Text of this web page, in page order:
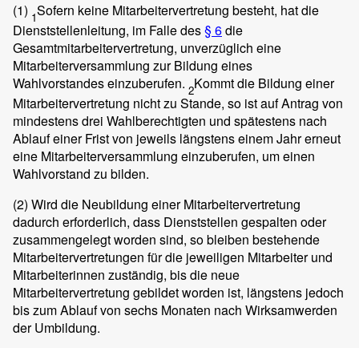
(1) 1Sofern keine Mitarbeitervertretung besteht, hat die
Dienststellenleitung, im Falle des§ 6die
Gesamtmitarbeitervertretung, unverzüglich eine
Mitarbeiterversammlung zur Bildung eines
Wahlvorstandes einzuberufen. 2Kommt die Bildung einer
Mitarbeitervertretung nicht zu Stande, so ist auf Antrag von
mindestens drei Wahlberechtigten und spätestens nach
Ablauf einer Frist von jeweils längstens einem Jahr erneut
eine Mitarbeiterversammlung einzuberufen, um einen
Wahlvorstand zu bilden.
(2) Wird die Neubildung einer Mitarbeitervertretung
dadurch erforderlich, dass Dienststellen gespalten oder
zusammengelegt worden sind, so bleiben bestehende
Mitarbeitervertretungen für die jeweiligen Mitarbeiter und
Mitarbeiterinnen zuständig, bis die neue
Mitarbeitervertretung gebildet worden ist, längstens jedoch
bis zum Ablauf von sechs Monaten nach Wirksamwerden
der Umbildung.